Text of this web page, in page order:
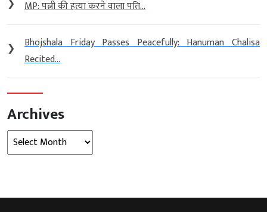
❯ MP: पत्नी की हत्या करने वाला पति...
❯
Bhojshala Friday Passes Peacefully: Hanuman Chalisa
Recited...
Archives
Archives